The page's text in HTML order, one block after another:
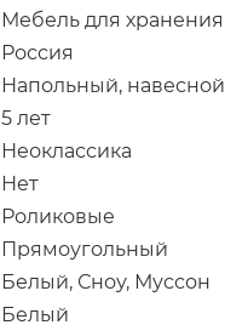
Мебель для хранения
Россия
Напольный, навесной
5 лет
Неоклассика
Нет
Роликовые
Прямоугольный
Белый, Сноу, Муссон
Белый